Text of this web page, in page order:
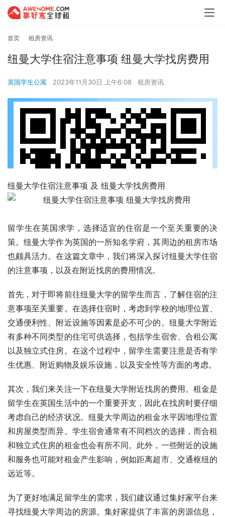
首页 租房资讯
纽曼大学住宿注意事项 纽曼大学找房费用
英国学生公寓 2023年11月30日 上午6:08 租房资讯
纽曼大学住宿注意事项 及 纽曼大学找房费用
留学生在英国求学，选择适宜的住宿是一个至关重要的决
策。纽曼大学作为英国的一所知名学府，其周边的租房市场
也颇具活力。在这篇文章中，我们将深入探讨纽曼大学住宿
的注意事项，以及在附近找房的费用情况。
首先，对于即将前往纽曼大学的留学生而言，了解住宿的注
意事项至关重要。在选择住宿时，考虑到学校的地理位置、
交通便利性、附近设施等因素是必不可少的。纽曼大学附近
有多种不同类型的住宅可供选择，包括学生宿舍、合租公寓
以及独立式住房。在这个过程中，留学生需要注意是否有学
生优惠、附近购物及娱乐设施，以及安全性等方面的考虑。
其次，我们来关注一下在纽曼大学附近找房的费用。租金是
留学生在英国生活中的一个重要开支，因此在找房时要仔细
考虑自己的经济状况。纽曼大学周边的租金水平因地理位置
和房屋类型而异。学生宿舍通常有不同档次的选择，而合租
和独立式住房的租金也会有所不同。此外，一些附近的设施
和服务也可能对租金产生影响，例如距离超市、交通枢纽的
远近等。
为了更好地满足留学生的需求，我们建议通过集好家平台来
寻找纽曼大学周边的房源。集好家提供了丰富的房源信息，